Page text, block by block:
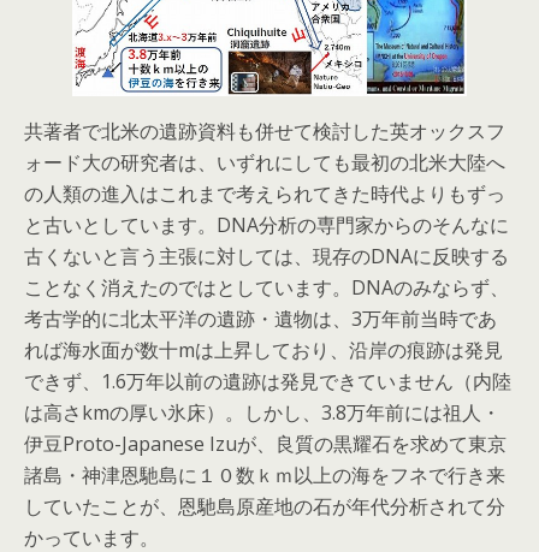
共著者で北米の遺跡資料も併せて検討した英オックスフ
ォード大の研究者は、いずれにしても最初の北米大陸へ
の人類の進入はこれまで考えられてきた時代よりもずっ
と古いとしています。DNA分析の専門家からのそんなに
古くないと言う主張に対しては、現存のDNAに反映する
ことなく消えたのではとしています。DNAのみならず、
考古学的に北太平洋の遺跡・遺物は、3万年前当時であ
れば海水面が数十mは上昇しており、沿岸の痕跡は発見
できず、1.6万年以前の遺跡は発見できていません（内陸
は高さkmの厚い氷床）。しかし、3.8万年前には祖人・
伊豆Proto-Japanese Izuが、良質の黒耀石を求めて東京
諸島・神津恩馳島に１０数ｋｍ以上の海をフネで行き来
していたことが、恩馳島原産地の石が年代分析されて分
かっています。